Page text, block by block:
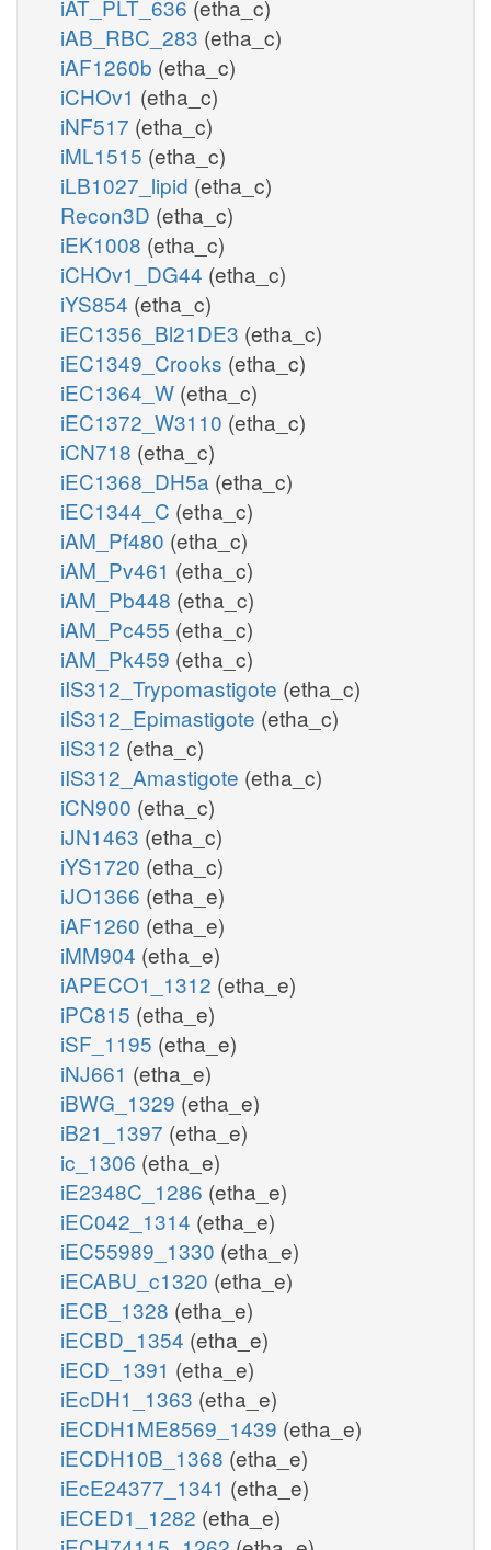
iAT_PLT_636 (etha_c)
iAB_RBC_283 (etha_c)
iAF1260b (etha_c)
iCHOv1 (etha_c)
iNF517 (etha_c)
iML1515 (etha_c)
iLB1027_lipid (etha_c)
Recon3D (etha_c)
iEK1008 (etha_c)
iCHOv1_DG44 (etha_c)
iYS854 (etha_c)
iEC1356_Bl21DE3 (etha_c)
iEC1349_Crooks (etha_c)
iEC1364_W (etha_c)
iEC1372_W3110 (etha_c)
iCN718 (etha_c)
iEC1368_DH5a (etha_c)
iEC1344_C (etha_c)
iAM_Pf480 (etha_c)
iAM_Pv461 (etha_c)
iAM_Pb448 (etha_c)
iAM_Pc455 (etha_c)
iAM_Pk459 (etha_c)
iIS312_Trypomastigote (etha_c)
iIS312_Epimastigote (etha_c)
iIS312 (etha_c)
iIS312_Amastigote (etha_c)
iCN900 (etha_c)
iJN1463 (etha_c)
iYS1720 (etha_c)
iJO1366 (etha_e)
iAF1260 (etha_e)
iMM904 (etha_e)
iAPECO1_1312 (etha_e)
iPC815 (etha_e)
iSF_1195 (etha_e)
iNJ661 (etha_e)
iBWG_1329 (etha_e)
iB21_1397 (etha_e)
ic_1306 (etha_e)
iE2348C_1286 (etha_e)
iEC042_1314 (etha_e)
iEC55989_1330 (etha_e)
iECABU_c1320 (etha_e)
iECB_1328 (etha_e)
iECBD_1354 (etha_e)
iECD_1391 (etha_e)
iEcDH1_1363 (etha_e)
iECDH1ME8569_1439 (etha_e)
iECDH10B_1368 (etha_e)
iEcE24377_1341 (etha_e)
iECED1_1282 (etha_e)